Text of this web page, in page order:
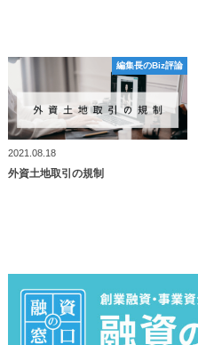
編集長のBiz評論
編集長のBiz評論
2021.08.18
外資土地取引の規制